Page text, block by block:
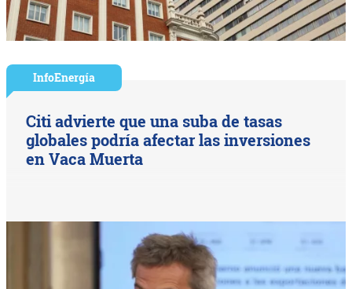
InfoEnergía
Citi advierte que una suba de tasas
globales podría afectar las inversiones
en Vaca Muerta